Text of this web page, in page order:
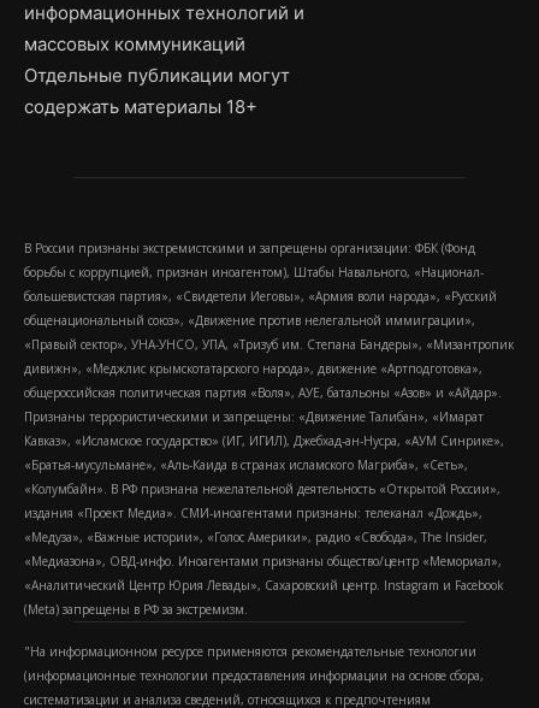
информационных технологий и
массовых коммуникаций
Отдельные публикации могут
содержать материалы 18+
В России признаны экстремистскими и запрещены организации: ФБК (Фонд
борьбы с коррупцией, признан иноагентом), Штабы Навального, «Национал-
большевистская партия», «Свидетели Иеговы», «Армия воли народа», «Русский
общенациональный союз», «Движение против нелегальной иммиграции»,
«Правый сектор», УНА-УНСО, УПА, «Тризуб им. Степана Бандеры», «Мизантропик
дивижн», «Меджлис крымскотатарского народа», движение «Артподготовка»,
общероссийская политическая партия «Воля», АУЕ, батальоны «Азов» и «Айдар».
Признаны террористическими и запрещены: «Движение Талибан», «Имарат
Кавказ», «Исламское государство» (ИГ, ИГИЛ), Джебхад-ан-Нусра, «АУМ Синрике»,
«Братья-мусульмане», «Аль-Каида в странах исламского Магриба», «Сеть»,
«Колумбайн». В РФ признана нежелательной деятельность «Открытой России»,
издания «Проект Медиа». СМИ-иноагентами признаны: телеканал «Дождь»,
«Медуза», «Важные истории», «Голос Америки», радио «Свобода», The Insider,
«Медиазона», ОВД-инфо. Иноагентами признаны общество/центр «Мемориал»,
«Аналитический Центр Юрия Левады», Сахаровский центр. Instagram и Facebook
(Metа) запрещены в РФ за экстремизм.
"На информационном ресурсе применяются рекомендательные технологии
(информационные технологии предоставления информации на основе сбора,
систематизации и анализа сведений, относящихся к предпочтениям